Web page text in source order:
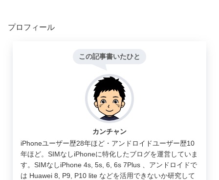
プロフィール
この記事書いたひと
カンチャン
iPhoneユーザー歴28年ほど・アンドロイドユーザー歴10
年ほど。SIMなしiPhoneに特化したブログを運営していま
す。SIMなしiPhone 4s, 5s, 6, 6s 7Plus 、アンドロイドで
は Huawei 8, P9, P10 lite などを活用できないか研究して